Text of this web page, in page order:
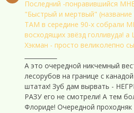
Последний -понравившийся
"Быстрый и мертвый" (название
ТАМ в середине 90-х собрали
восходящих звёзд голливуда!
Хэкман - просто великолепно
А это очередной никчемный
лесорубов на границе с
штатах! Зуб дам вырвать -
РАЗУ его не смотрели! А тем
Флориде! Очередной проходняк